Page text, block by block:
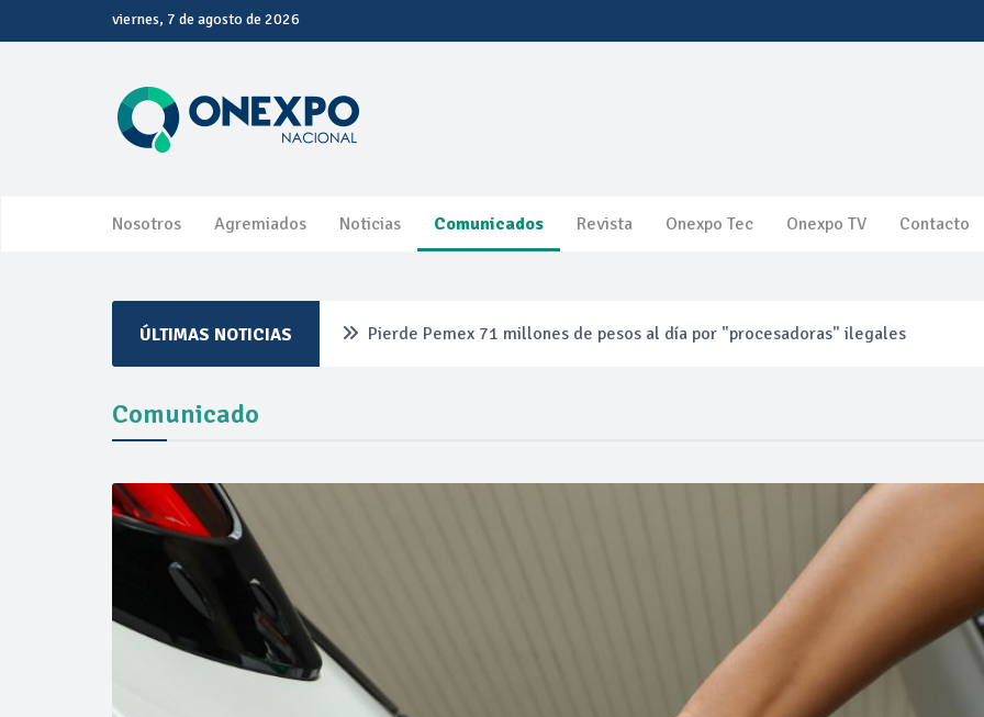
viernes, 7 de agosto de 2026
Nosotros Agremiados Noticias Comunicados Revista Onexpo Tec Onexpo TV Contacto
ÚLTIMAS NOTICIAS Pierde Pemex 71 millones de pesos al día por "procesadoras" ilegales
Precio del diésel comprime el margen de las gasolineras: se espera
Baja 5% más el precio internacional del crudo por posible acuerdo de paz
Aumentan 83% ventas de diésel Pemex: PetroIntelligence
Comunicado